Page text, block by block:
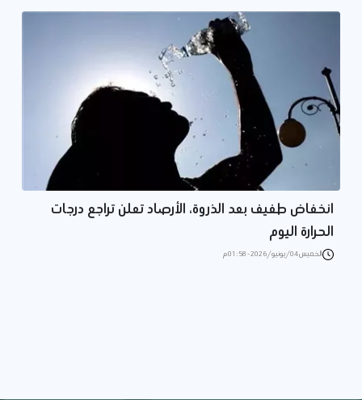
انخفاض طفيف بعد الذروة، الأرصاد تعلن تراجع درجات
الحرارة اليوم
الخميس 04/يونيو/2026 - 01:58 م